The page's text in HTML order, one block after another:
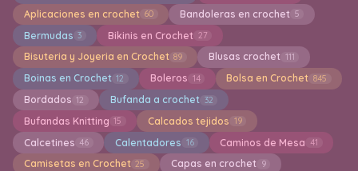
Aplicaciones en crochet 60 Bandoleras en crochet 5
Bermudas 3 Bikinis en Crochet 27
Bisuteria y Joyeria en Crochet 89 Blusas crochet 111
Boinas en Crochet 12 Boleros 14 Bolsa en Crochet 845
Bordados 12 Bufanda a crochet 32
Bufandas Knitting 15 Calcados tejidos 19
Calcetines 46 Calentadores 16 Caminos de Mesa 41
Camisetas en Crochet 25 Capas en crochet 9